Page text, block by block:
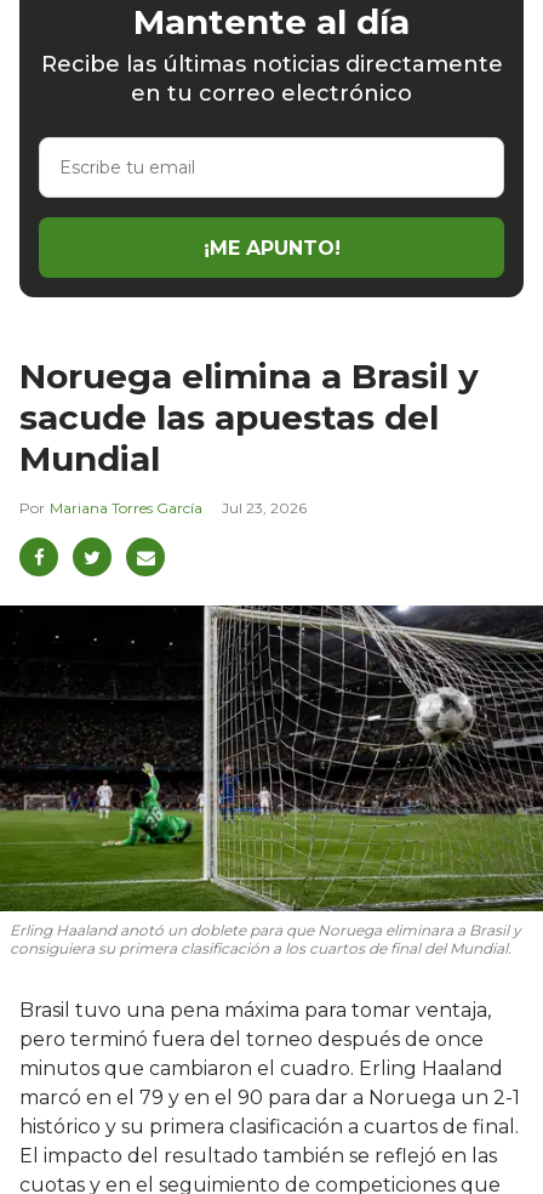
Mantente al día
Recibe las últimas noticias directamente
en tu correo electrónico
Escribe
email
¡ME APUNTO!
Noruega elimina a Brasil y
sacude las apuestas del
Mundial
Mariana Torres García Jul 23, 2026
Erling Haaland anotó un doblete para que Noruega eliminara a Brasil y
consiguiera su primera clasificación a los cuartos de final del Mundial.
Brasil tuvo una pena máxima para tomar ventaja,
pero terminó fuera del torneo después de once
minutos que cambiaron el cuadro. Erling Haaland
marcó en el 79 y en el 90 para dar a Noruega un 2-1
histórico y su primera clasificación a cuartos de final.
El impacto del resultado también se reflejó en las
cuotas y en el seguimiento de competiciones que